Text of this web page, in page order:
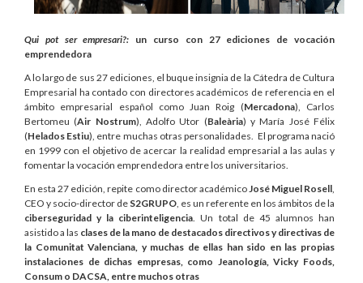
Qui pot ser empresari?: un curso con 27 ediciones de vocación
emprendedora
A lo largo de sus 27 ediciones, el buque insignia de la Cátedra de Cultura
Empresarial ha contado con directores académicos de referencia en el
ámbito empresarial español como Juan Roig (Mercadona), Carlos
Bertomeu (Air Nostrum), Adolfo Utor (Baleària) y María José Félix
(Helados Estiu), entre muchas otras personalidades. El programa nació
en 1999 con el objetivo de acercar la realidad empresarial a las aulas y
fomentar la vocación emprendedora entre los universitarios.
En esta 27 edición, repite como director académico José Miguel Rosell
CEO y socio-director de S2GRUPO , es un referente en los ámbitos de la
ciberseguridad y la ciberinteligencia . Un total de 45 alumnos han
asistido a las clases de la mano de destacados directivos y directivas de
la Comunitat Valenciana, y muchas de ellas han sido en las propias
instalaciones de dichas empresas, como Jeanología, Vicky Foods,
Consum o DACSA, entre muchos otras